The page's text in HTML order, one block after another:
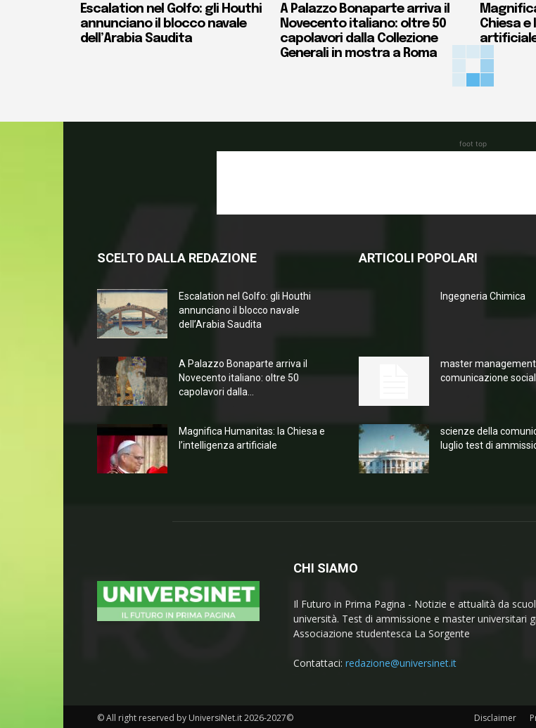
Escalation nel Golfo: gli Houthi
annunciano il blocco navale
dell’Arabia Saudita
A Palazzo Bonaparte arriva il
Novecento italiano: oltre 50
capolavori dalla Collezione
Generali in mostra a Roma
Chiesa e
foot top
SCELTO DALLA REDAZIONE
Escalation nel Golfo: gli Houthi
annunciano il blocco navale
dell’Arabia Saudita
A Palazzo Bonaparte arriva il
Novecento italiano: oltre 50
capolavori dalla...
Magnifica Humanitas: la Chiesa e
l’intelligenza artificiale
ARTICOLI POPOLARI
Ingegneria Chimica
master
comunicazione
scienze della
luglio test di
CHI SIAMO
Il Futuro in Prima Pagina - Notizie e attualità da
università. Test di ammissione e master universitari
Associazione studentesca La Sorgente
Contattaci: redazione@universinet.it
Disclaimer
© All right reserved by UniversiNet.it 2026-2027©